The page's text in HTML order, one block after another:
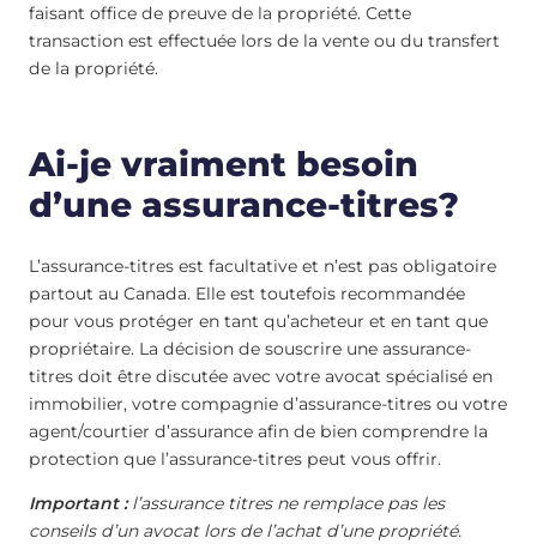
faisant office de preuve de la propriété. Cette
transaction est effectuée lors de la vente ou du transfert
de la propriété.
Ai-je vraiment besoin
d’une assurance-titres?
L’assurance-titres est facultative et n’est pas obligatoire
partout au Canada. Elle est toutefois recommandée
pour vous protéger en tant qu’acheteur et en tant que
propriétaire. La décision de souscrire une assurance-
titres doit être discutée avec votre avocat spécialisé en
immobilier, votre compagnie d’assurance-titres ou votre
agent/courtier d’assurance afin de bien comprendre la
protection que l’assurance-titres peut vous offrir.
Important :l’assurance titres ne remplace pas les
conseils d’un avocat lors de l’achat d’une propriété.